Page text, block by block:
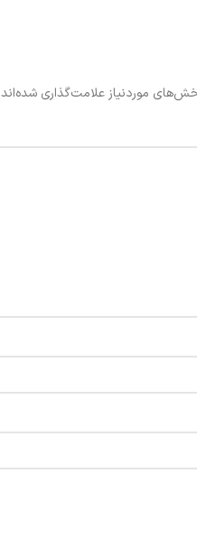
موردنیاز علامت‌گذاری شده‌اند